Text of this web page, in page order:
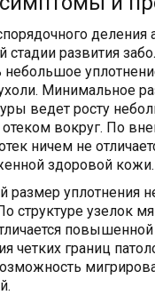
деления
стадии развития
Минимальное
ведет росту
отеком вокруг. По
ничем не
здоровой кожи.
размер уплотнения
структуре узелок
повышенной
четких границ